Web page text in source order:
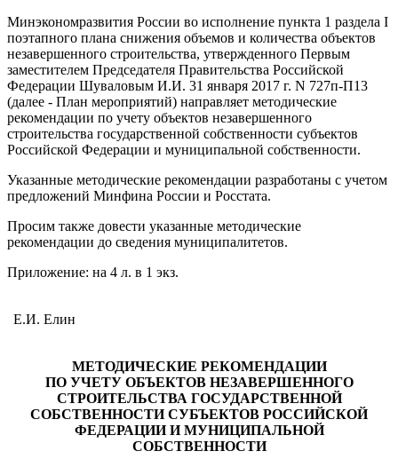
Минэкономразвития России во исполнение пункта 1 раздела I
поэтапного плана снижения объемов и количества объектов
незавершенного строительства, утвержденного Первым
заместителем Председателя Правительства Российской
Федерации Шуваловым И.И. 31 января 2017 г. N 727п-П13
(далее - План мероприятий) направляет методические
рекомендации по учету объектов незавершенного
строительства государственной собственности субъектов
Российской Федерации и муниципальной собственности.
Указанные методические рекомендации разработаны с учетом
предложений Минфина России и Росстата.
Просим также довести указанные методические
рекомендации до сведения муниципалитетов.
Приложение: на 4 л. в 1 экз.
Е.И. Елин
МЕТОДИЧЕСКИЕ РЕКОМЕНДАЦИИ
ПО УЧЕТУ ОБЪЕКТОВ НЕЗАВЕРШЕННОГО
СТРОИТЕЛЬСТВА ГОСУДАРСТВЕННОЙ
СОБСТВЕННОСТИ СУБЪЕКТОВ РОССИЙСКОЙ
ФЕДЕРАЦИИ И МУНИЦИПАЛЬНОЙ
СОБСТВЕННОСТИ